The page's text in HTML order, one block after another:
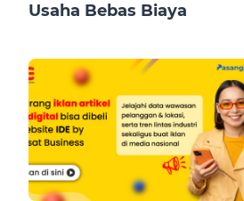
Usaha Bebas Biaya